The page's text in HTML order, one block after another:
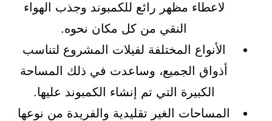
لاعطاء مظهر رائع للكمبوند وجذب الهواء
النقي من كل مكان نحوه.
الأنواع المختلفة لفيلات المشروع لتناسب
أذواق الجميع، وساعدت في ذلك المساحة
الكبيرة التي تم إنشاء الكمبوند عليها.
المساحات الغير تقليدية والفريدة من نوعها